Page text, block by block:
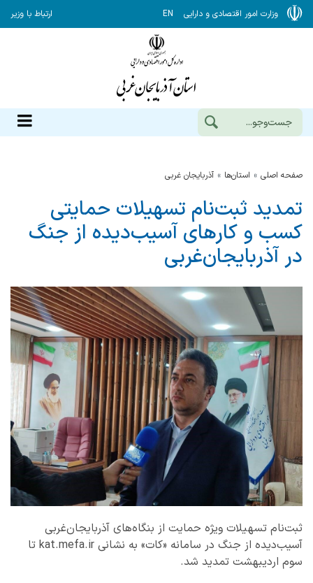
وزارت امور اقتصادی و دارایی EN ارتباط با وزیر
صفحه اصلی استان‌ها آذربایجان غربی
تمدید ثبت‌نام تسهیلات حمایتی
کسب‌ و کارهای آسیب‌دیده از جنگ
در آذربایجان‌غربی
ثبت‌نام تسهیلات ویژه حمایت از بنگاه‌های آذربایجان‌غربی
آسیب‌دیده از جنگ در سامانه «کات» به نشانی kat.mefa.ir تا
سوم اردیبهشت تمدید شد.